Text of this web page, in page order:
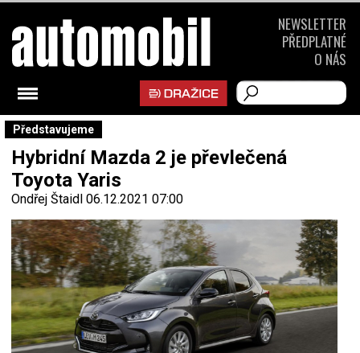
Představujeme
Hybridní Mazda 2 je převlečená
Toyota Yaris
Ondřej Štaidl 06.12.2021 07:00
NEWSLETTER
PŘEDPLATNÉ
O NÁS